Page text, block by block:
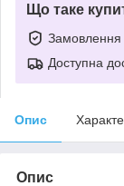
Що таке
Замовлення
Доступна
Опис
Опис